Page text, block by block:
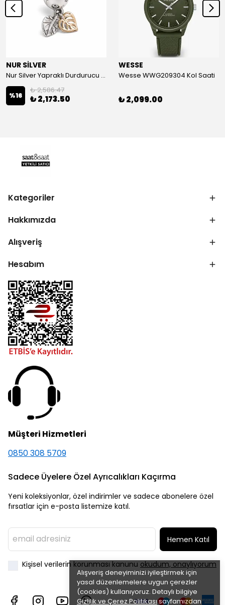
Alışveriş deneyiminizi iyileştirmek için
yasal düzenlemelere uygun çerezler
(cookies) kullanıyoruz. Detaylı bilgiye
Gizlilik ve Çerez Politikasısayfamızdan
NUR SİLVER
Nur Silver Yapraklı Durdurucu Gümüş Charm - NUR-CM00501
%16
₺ 2,586.47
₺ 2,173.50
WESSE
Wesse WWG209304 Kol Saati
₺ 2,099.00
Kategoriler
Hakkımızda
Alışveriş
Hesabım
Müşteri Hizmetleri
0850 308 5709
Sadece Üyelere Özel Ayrıcalıkları Kaçırma
Yeni koleksiyonlar, özel indirimler ve sadece abonelere özel
fırsatlar için e-posta listemize katıl.
Hemen Katıl
Kişisel verilerin korunması kanunu okudum, onaylıyorum